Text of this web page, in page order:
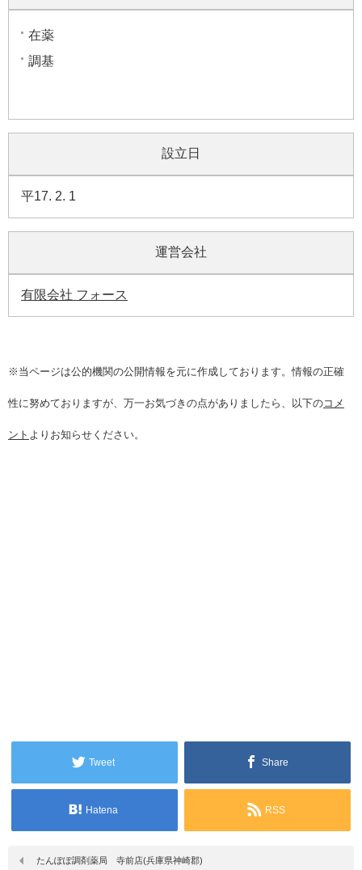
在薬
調基
設立日
平17. 2. 1
運営会社
有限会社 フォース
※当ページは公的機関の公開情報を元に作成しております。情報の正確
性に努めておりますが、万一お気づきの点がありましたら、以下のコメ
ント よりお知らせください。
Tweet Share
Hatena RSS
たんぽぽ調剤薬局 寺前店(兵庫県神崎郡)